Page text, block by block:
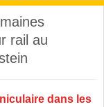
rail au
dans les